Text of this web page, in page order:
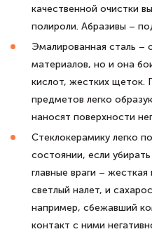
качественной очистки
полироли. Абразивы –
Эмалированная сталь –
материалов, но и она
кислот, жестких щеток.
предметов легко
наносят поверхности
Стеклокерамику легко
состоянии, если
главные враги –
светлый налет, и
например, сбежавший
контакт с ними